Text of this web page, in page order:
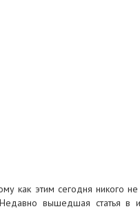
как этим сегодня никого
вышедшая статья в